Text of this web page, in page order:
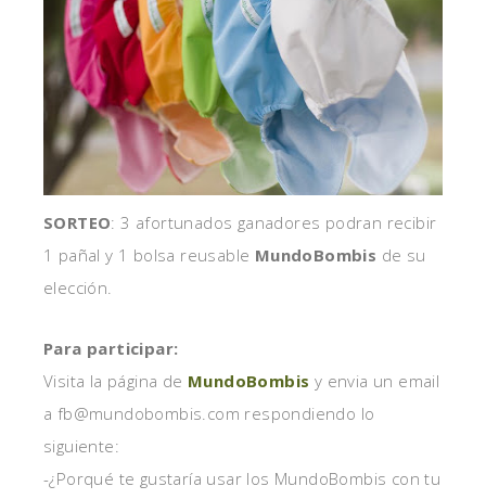
SORTEO: 3 afortunados ganadores podran recibir
1 pañal y 1 bolsa reusable MundoBombis de su
elección.
Para participar:
Visita la página de MundoBombis y envia un email
a fb@mundobombis.com respondiendo lo
siguiente:
-¿Porqué te gustaría usar los MundoBombis con tu